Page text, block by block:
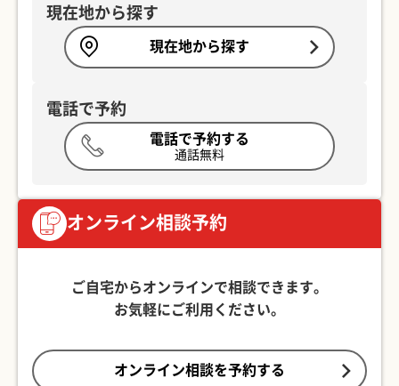
現在地から探す
現在地から探す
電話で予約
電話で予約する
通話無料
オンライン相談予約
ご自宅からオンラインで相談できます。
お気軽にご利用ください。
オンライン相談を予約する